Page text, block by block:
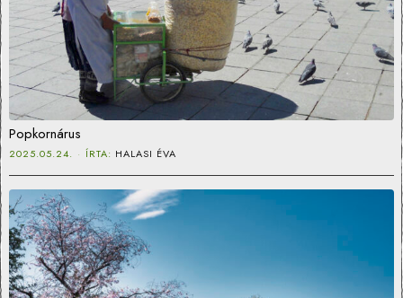
Popkornárus
2025.05.24. ÍRTA: HALASI ÉVA